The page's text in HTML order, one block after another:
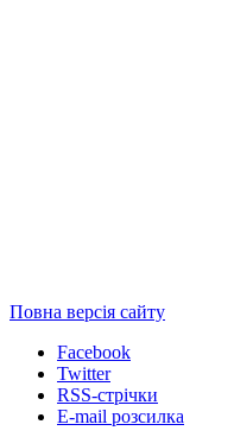
Повна версія сайту
Facebook
Twitter
RSS-стрічки
E-mail розсилка